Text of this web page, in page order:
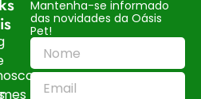
Mantenha-se informado
das novidades da Oásis
Pet!